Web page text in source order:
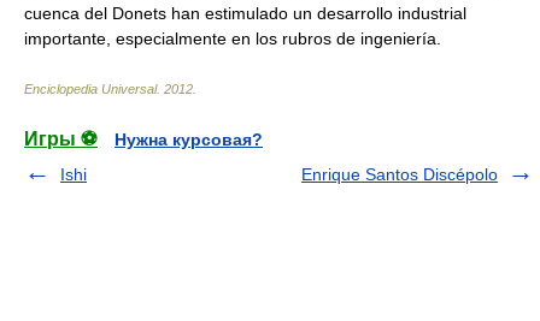
cuenca del Donets han estimulado un desarrollo industrial
importante, especialmente en los rubros de ingeniería.
Enciclopedia Universal. 2012
Игры ⚽
Нужна курсовая?
Ishi
Enrique Santos Discépolo